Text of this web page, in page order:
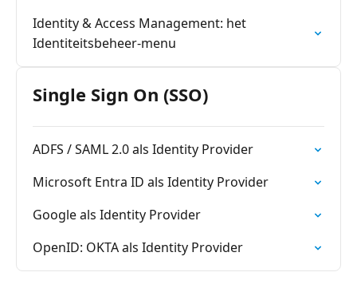
Identity & Access Management: het
Identiteitsbeheer-menu
Single Sign On (SSO)
ADFS / SAML 2.0 als Identity Provider
Microsoft Entra ID als Identity Provider
Google als Identity Provider
OpenID: OKTA als Identity Provider